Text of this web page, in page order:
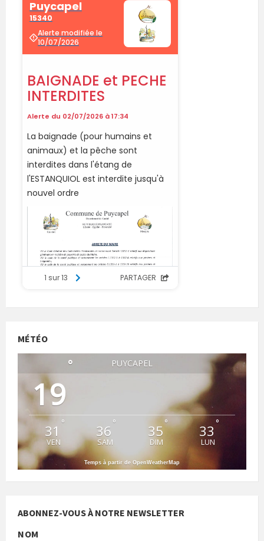
MÉTÉO
PUYCAPEL
19
°
31 °
VEN
36 °
SAM
35°
DIM
33 °
LUN
Temps à partir de OpenWeatherMap
ABONNEZ-VOUS À NOTRE NEWSLETTER
NOM